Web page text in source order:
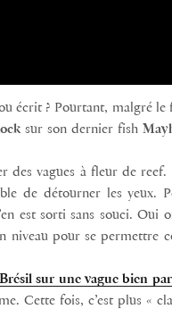
écrit ? Pourtant, malgré
sur son dernier fish
des vagues à fleur de
de détourner les yeux.
est sorti sans souci. Oui
niveau pour se permettre
Brésil sur une vague bien
Cette fois, c’est plus «